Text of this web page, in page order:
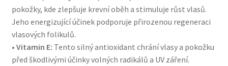
pokožky, kde zlepšuje krevní oběh a stimuluje růst vlasů.
Jeho energizující účinek podporuje přirozenou regeneraci
vlasových folikulů.
• Vitamin E: Tento silný antioxidant chrání vlasy a pokožku
před škodlivými účinky volných radikálů a UV záření.